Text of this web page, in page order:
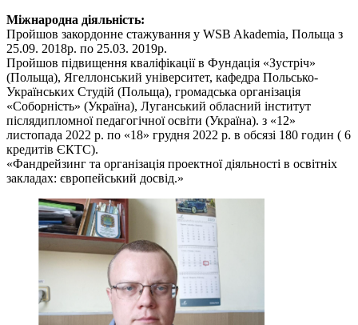
Міжнародна діяльність:
Пройшов закордонне стажування у WSB Akademia, Польща з
25.09. 2018р. по 25.03. 2019р.
Пройшов підвищення кваліфікації в Фундація «Зустріч»
(Польща), Ягеллонський університет, кафедра Польсько-
Українських Студій (Польща), громадська організація
«Соборність» (Україна), Луганський обласний інститут
післядипломної педагогічної освіти (Україна). з «12»
листопада 2022 р. по «18» грудня 2022 р. в обсязі 180 годин ( 6
кредитів ЄКТС).
«Фандрейзинг та організація проектної діяльності в освітніх
закладах: європейський досвід.»